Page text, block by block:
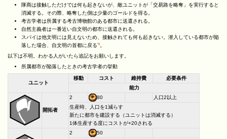
隊商は接触しただけでは何も起きないが、敵ユニットが「交易路を略奪」を実行すると
消滅する。その際、略奪した側は少量のゴールドを得る。
考古学者は所属する考古博物館のある都市に送還される。
自然主義者は一番近い自文明の都市に送還される。
スパイは他文明には見えないため、接触されても何も起きない。潜入している都市が陥
落した場合、自文明の首都に戻る*1
以下は不明。わかる人がいたら追記をお願いします。
所属都市が陥落したときの考古学者の挙動
ユニット
移動 コスト 維持費
必要条件
能力
開拓者
2 80
人口2以上
生産時、人口を1減らす
新たに都市を建設する（ユニットは消滅する）
1体生産する度にコストが+20される
2
50